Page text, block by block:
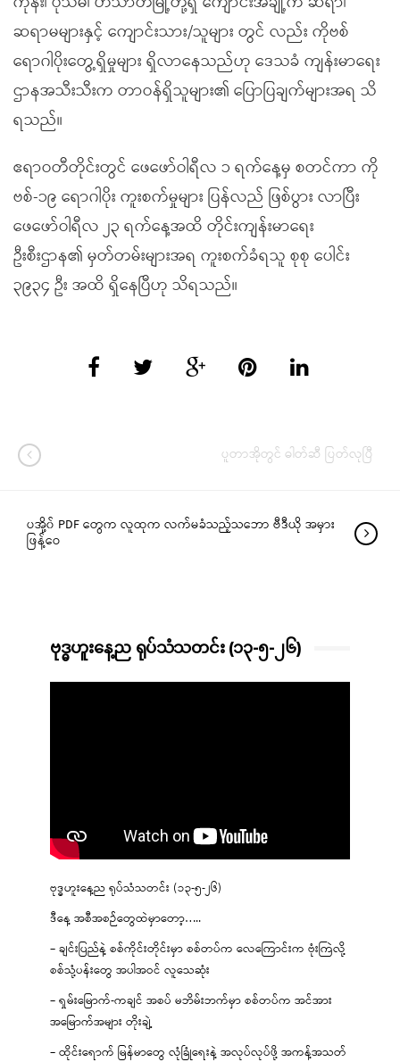
ဆရာမများနှင့် ကျောင်းသား/သူများ တွင် လည်း ကိုဗစ်
ရောဂါပိုးတွေ့ရှိမှုများ ရှိလာနေသည်ဟု ဒေသခံ ကျန်းမာရေး
ဌာနအသီးသီးက တာဝန်ရှိသူများ၏ ပြောပြချက်များအရ သိ
ရသည်။
ဧရာဝတီတိုင်းတွင် ဖေဖော်ဝါရီလ ၁ ရက်နေ့မှ စတင်ကာ ကို
ဗစ်-၁၉ ရောဂါပိုး ကူးစက်မှုများ ပြန်လည် ဖြစ်ပွား လာပြီး
ဖေဖော်ဝါရီလ ၂၃ ရက်နေ့အထိ တိုင်းကျန်းမာရေး
ဦးစီးဌာန၏ မှတ်တမ်းများအရ ကူးစက်ခံရသူ စုစု ပေါင်း
၃၉၃၄ ဦး အထိ ရှိနေပြီဟု သိရသည်။
ပူတာအိုတွင် ဓါတ်ဆီ ပြတ်လုပြီ
ပအို့၀် PDF တွေက လူထုက လက်မခံသည့်သဘော ဗီဒီယို အမှား
ဖြန့်ဝေ
ဗုဒ္ဓဟူးနေ့ည ရုပ်သံသတင်း (၁၃-၅-၂၆)
ဗုဒ္ဓဟူးနေ့ည ရုပ်သံသတင်း (၁၃-၅-၂၆)
ဒီနေ့ အစီအစဉ်တွေထဲမှာတော့…..
– ချင်းပြည်နဲ့ စစ်ကိုင်းတိုင်းမှာ စစ်တပ်က လေကြောင်းက ဗုံးကြဲလို့
စစ်သုံ့ပန်းတွေ အပါအဝင် လူသေဆုံး
– ရှမ်းမြောက်-ကချင် အစပ် မဘိမ်းဘက်မှာ စစ်တပ်က အင်အား
အမြောက်အများ တိုးချဲ့
– ထိုင်းရောက် မြန်မာတွေ လုံခြုံရေးနဲ့ အလုပ်လုပ်ဖို့ အကန့်အသတ်